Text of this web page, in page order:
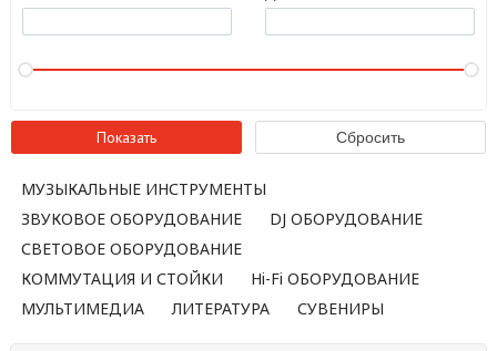
МУЗЫКАЛЬНЫЕ ИНСТРУМЕНТЫ
ЗВУКОВОЕ ОБОРУДОВАНИЕ
DJ ОБОРУДОВАНИЕ
СВЕТОВОЕ ОБОРУДОВАНИЕ
КОММУТАЦИЯ И СТОЙКИ
Hi-Fi ОБОРУДОВАНИЕ
МУЛЬТИМЕДИА
ЛИТЕРАТУРА СУВЕНИРЫ